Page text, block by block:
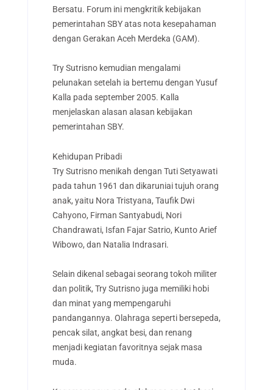
Bersatu. Forum ini mengkritik kebijakan
pemerintahan SBY atas nota kesepahaman
dengan Gerakan Aceh Merdeka (GAM).
Try Sutrisno kemudian mengalami
pelunakan setelah ia bertemu dengan Yusuf
Kalla pada september 2005. Kalla
menjelaskan alasan alasan kebijakan
pemerintahan SBY.
Kehidupan Pribadi
Try Sutrisno menikah dengan Tuti Setyawati
pada tahun 1961 dan dikaruniai tujuh orang
anak, yaitu Nora Tristyana, Taufik Dwi
Cahyono, Firman Santyabudi, Nori
Chandrawati, Isfan Fajar Satrio, Kunto Arief
Wibowo, dan Natalia Indrasari.
Selain dikenal sebagai seorang tokoh militer
dan politik, Try Sutrisno juga memiliki hobi
dan minat yang mempengaruhi
pandangannya. Olahraga seperti bersepeda,
pencak silat, angkat besi, dan renang
menjadi kegiatan favoritnya sejak masa
muda.